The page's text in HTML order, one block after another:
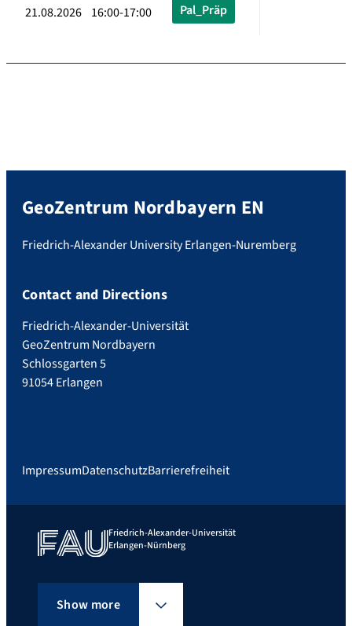
21.08.2026 16:00-17:00 Pal_Präp
GeoZentrum Nordbayern EN
Friedrich-Alexander University Erlangen-Nuremberg
Contact and Directions
Friedrich-Alexander-Universität
GeoZentrum Nordbayern
Schlossgarten 5
91054 Erlangen
ImpressumDatenschutzBarrierefreiheit
Friedrich-Alexander-Universität
Erlangen-Nürnberg
Show more